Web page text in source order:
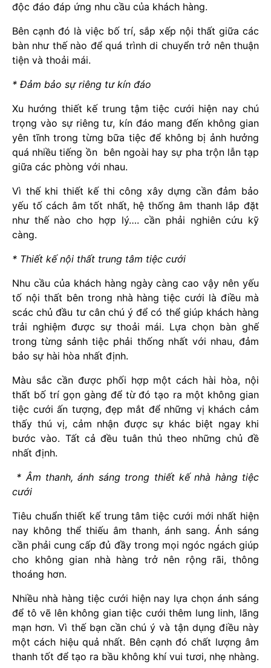
độc đáo đáp ứng nhu cầu của khách hàng.
Bên cạnh đó là việc bố trí, sắp xếp nội thất giữa các
bàn như thế nào để quá trình di chuyển trở nên thuận
tiện và thoải mái.
* Đảm bảo sự riêng tư kín đáo
Xu hướng thiết kế trung tậm tiệc cưới hiện nay chú
trọng vào sự riêng tư, kín đáo mang đến không gian
yên tĩnh trong từng bữa tiệc để không bị ảnh hưởng
quá nhiều tiếng ồn bên ngoài hay sự pha trộn lẫn tạp
giữa các phòng với nhau.
Vì thế khi thiết kế thi công xây dựng cần đảm bảo
yếu tố cách âm tốt nhất, hệ thống âm thanh lắp đặt
như thế nào cho hợp lý…. cần phải nghiên cứu kỹ
càng.
* Thiết kế nội thất trung tâm tiệc cưới
Nhu cầu của khách hàng ngày càng cao vậy nên yếu
tố nội thất bên trong nhà hàng tiệc cưới là điều mà
scác chủ đầu tư cân chú ý để có thể giúp khách hàng
trải nghiệm được sự thoải mái. Lựa chọn bàn ghế
trong từng sảnh tiệc phải thống nhất với nhau, đảm
bảo sự hài hòa nhất định.
Màu sắc cần được phối hợp một cách hài hòa, nội
thất bố trí gọn gàng để từ đó tạo ra một không gian
tiệc cưới ấn tượng, đẹp mắt để những vị khách cảm
thấy thú vị, cảm nhận được sự khác biệt ngay khi
bước vào. Tất cả đều tuân thủ theo những chủ đề
nhất định.
* Âm thanh, ánh sáng trong thiết kế nhà hàng tiệc
cưới
Tiêu chuẩn thiết kế trung tâm tiệc cưới mới nhất hiện
nay không thể thiếu âm thanh, ánh sang. Ánh sáng
cần phải cung cấp đủ đầy trong mọi ngóc ngách giúp
cho không gian nhà hàng trở nên rộng rãi, thông
thoáng hơn.
Nhiều nhà hàng tiệc cưới hiện nay lựa chọn ánh sáng
để tô vẽ lên không gian tiệc cưới thêm lung linh, lãng
mạn hơn. Vì thế bạn cần chú ý và tận dụng điều này
một cách hiệu quả nhất. Bên cạnh đó chất lượng âm
thanh tốt để tạo ra bầu không khí vui tươi, nhẹ nhàng.